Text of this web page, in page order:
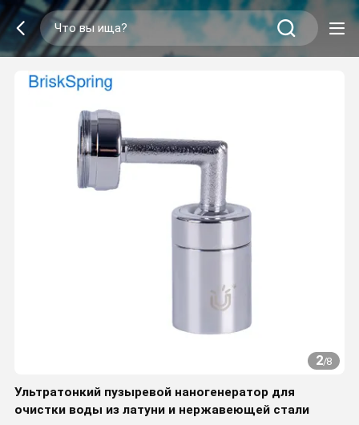
2/8
Ультратонкий пузыревой наногенератор для
очистки воды из латуни и нержавеющей стали